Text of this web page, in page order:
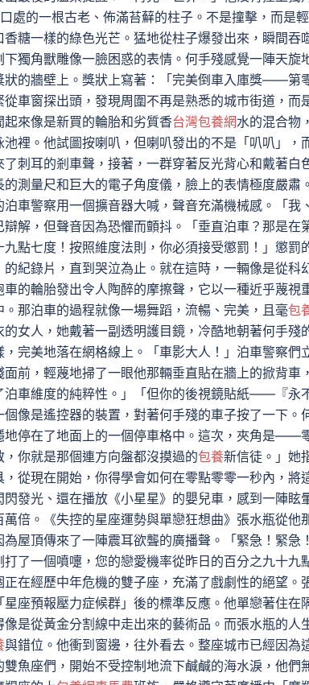
口處的一根古老、佈滿苔蘚的柱子。不是撞擊，而是
香糖一樣的綠色光芒。猛地從柱子爆發出來，瞬間
下獨角獸雕像一臉困惑的表情。何手殘感覺一陣天
狀的牆壁上。獎狀上寫著：「完美倒車入庫獎——第
從車窗探出頭，發現周圍不再是熟悉的城市街道，而
起來像是新買的輪胎和劣質香台灣包養網水的混合物
池裡。他試圖按喇叭，但喇叭發出的不是「叭叭」，
了刺耳的剎車聲，接著，一群穿著反光背心和戴著
的測量尺和巨大的電子角度儀，臉上的表情極度嚴
泊車警察用一個擴音器大喊，聲音充滿機械感。「
辯解，但聲音因為恐懼而顫抖。「垂直泊車？那是
點七度！按照維度法則，你必須接受懲罰！」懲罰
的紀錄片，直到哭泣為止。就在這時，一輛像是從
車的輪胎發出令人陶醉的摩擦聲，它以一種近乎蔑
。那泊車的過程就像一場舞蹈，流暢、完美，且毫包
的女人，她戴著一副透明護目鏡，冷酷地朝著何手
，完美地落在網格線上。「車影大人！」泊車警察們
面前，輕蔑地掃了一眼他那輛垂直貼在牆上的掀背
泊車維度的純粹性。」「但你的後視鏡貼紙——『永
個像是遙控器的裝置，對著何手殘的車子按了一下
地停在了地面上的一個停車格中。這次，夾角是——
，你就是那個連方向盤都沒摸過的包養新信徒。」她
，從現在開始，你得學會如何在零點零零一秒內，
閃發光、還在播放《小星星》的嬰兒車，感到一陣眩
萬倍。《失控的星座運勢與單戀狂想曲》張水瓶從
為屋頂傳來了一陣震耳欲聾的廣播聲。「緊急！緊急
打了一個噴嚏，您的戀愛機率從昨日的百分之九十
在經歷中年危機的雙子座，充滿了戲劇性的絕望。
星座預報壓力症候群」後的標準反應。他單戀著住在
像是從黃金分割線中走出來的藝術品。而張水瓶的
與錯位。他衝到窗邊，往外看去。整座城市已經因
雙魚座們，開始不受控制地流下鹹鹹的海水淚，他